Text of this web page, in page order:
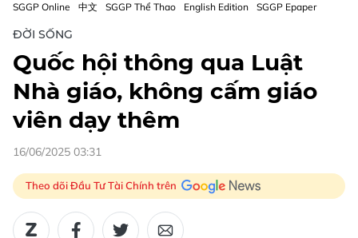
SGGP Online 中文 SGGP Thể Thao English Edition SGGP Epaper
ĐỜI SỐNG
Quốc hội thông qua Luật
Nhà giáo, không cấm giáo
viên dạy thêm
16/06/2025 03:31
Theo dõi Đầu Tư Tài Chính trên